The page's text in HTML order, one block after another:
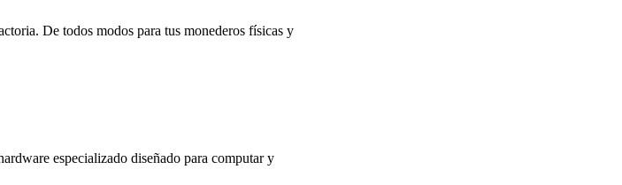
De todos modos para tus monederos físicas y
especializado diseñado para computar y